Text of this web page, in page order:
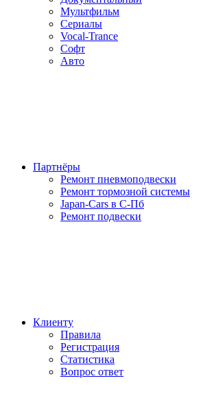
Мультфильм
Сериалы
Vocal-Trance
Софт
Авто
Партнёры
Ремонт пневмоподвески
Ремонт тормозной системы
Japan-Cars в С-Пб
Ремонт подвески
Клиенту
Правила
Регистрация
Статистика
Вопрос ответ